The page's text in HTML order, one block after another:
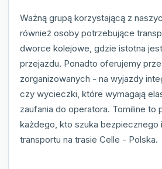
Ważną grupą korzystającą z
również osoby potrzebujące
dworce kolejowe, gdzie istotna
przejazdu. Ponadto oferujemy
zorganizowanych - na wyjazdy
czy wycieczki, które wymagają
zaufania do operatora. Tomiline to
każdego, kto szuka
transportu na trasie Celle - Polska.